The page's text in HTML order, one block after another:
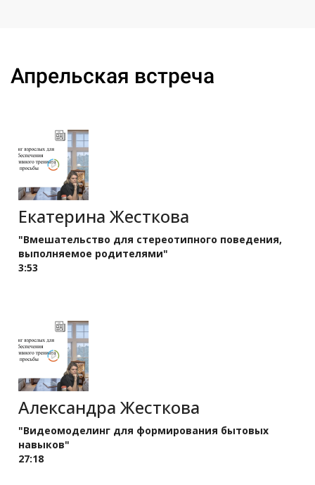
Апрельская встреча
Екатерина Жесткова
"Вмешательство для стереотипного поведения,
выполняемое родителями"
3:53
Александра Жесткова
"Видеомоделинг для формирования бытовых
навыков"
27:18